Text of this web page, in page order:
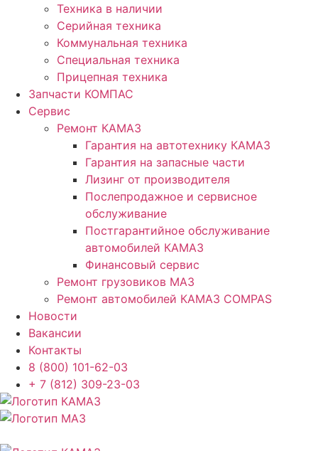
Техника в наличии
Серийная техника
Коммунальная техника
Специальная техника
Прицепная техника
Запчасти КОМПАС
Сервис
Ремонт КАМАЗ
Гарантия на автотехнику КАМАЗ
Гарантия на запасные части
Лизинг от производителя
Послепродажное и сервисное
обслуживание
Постгарантийное обслуживание
автомобилей КАМАЗ
Финансовый сервис
Ремонт грузовиков МАЗ
Ремонт автомобилей КАМАЗ COMPAS
Новости
Вакансии
Контакты
8 (800) 101-62-03
+ 7 (812) 309-23-03